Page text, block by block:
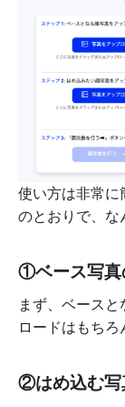
使い方は非常に
のとおりで、な
①ベース写真
まず、ベース
ロードはもちろ
②はめ込む写